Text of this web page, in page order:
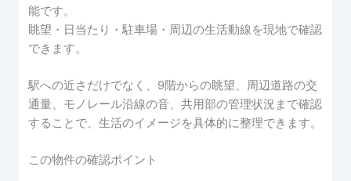
能です。
眺望・日当たり・駐車場・周辺の生活動線を現地で確認
できます。
駅への近さだけでなく、9階からの眺望、周辺道路の交
通量、モノレール沿線の音、共用部の管理状況まで確認
することで、生活のイメージを具体的に整理できます。
この物件の確認ポイント